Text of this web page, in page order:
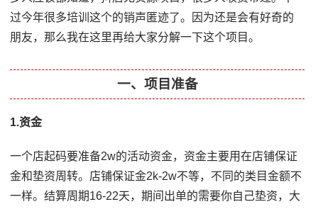
过今年很多培训这个的销声匿迹了。因为还是会有好奇的
朋友，那么我在这里再给大家分解一下这个项目。
一、项目准备
1.资金
一个店起码要准备2w的活动资金，资金主要用在店铺保证
金和垫资周转。店铺保证金2k-2w不等，不同的类目金额不
一样。结算周期16-22天，期间出单的需要你自己垫资，大